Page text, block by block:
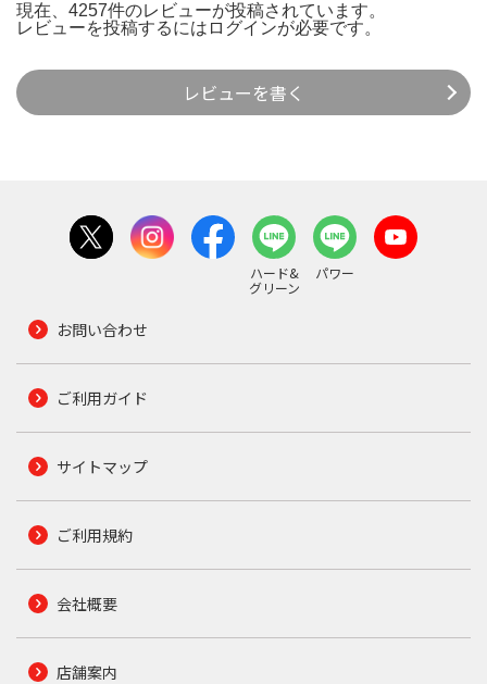
現在、4257件のレビューが投稿されています。
レビューを投稿するには ログインが必要です。
レビューを書く
ハード&
グリーン
パワー
お問い合わせ
ご利用ガイド
サイトマップ
ご利用規約
会社概要
店舗案内